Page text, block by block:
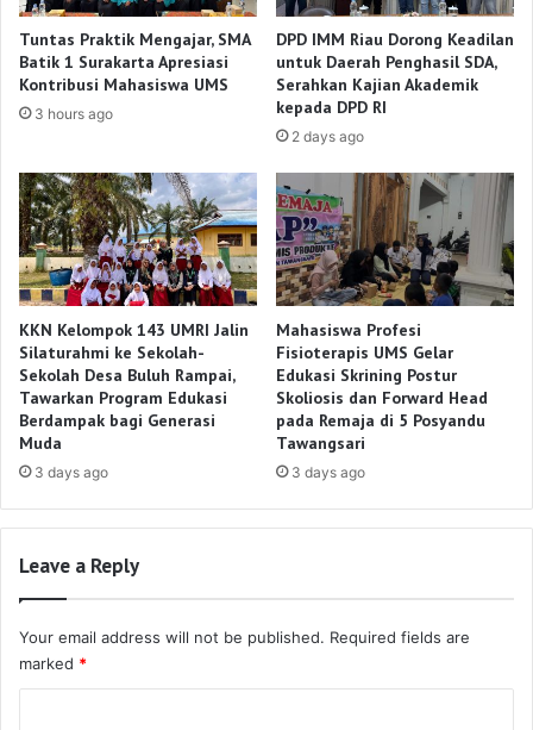
Tuntas Praktik Mengajar, SMA
Batik 1 Surakarta Apresiasi
Kontribusi Mahasiswa UMS
3 hours ago
DPD IMM Riau Dorong Keadilan
untuk Daerah Penghasil SDA,
Serahkan Kajian Akademik
kepada DPD RI
2 days ago
KKN Kelompok 143 UMRI Jalin
Silaturahmi ke Sekolah-
Sekolah Desa Buluh Rampai,
Tawarkan Program Edukasi
Berdampak bagi Generasi
Muda
3 days ago
Mahasiswa Profesi
Fisioterapis UMS Gelar
Edukasi Skrining Postur
Skoliosis dan Forward Head
pada Remaja di 5 Posyandu
Tawangsari
3 days ago
Leave a Reply
Your email address will not be published. Required fields are
marked *